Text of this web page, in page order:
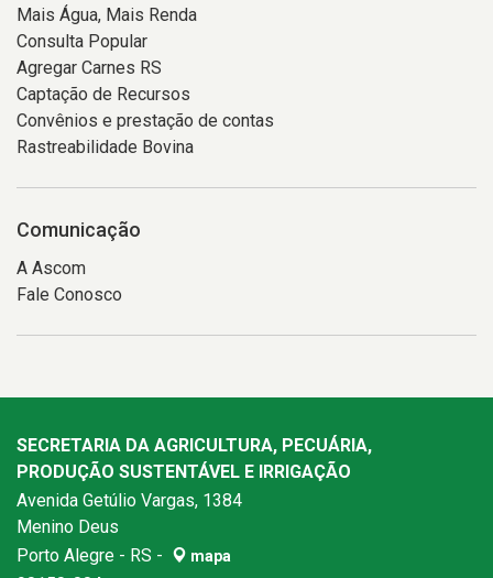
Mais Água, Mais Renda
Consulta Popular
Agregar Carnes RS
Captação de Recursos
Convênios e prestação de contas
Rastreabilidade Bovina
Comunicação
A Ascom
Fale Conosco
SECRETARIA DA AGRICULTURA, PECUÁRIA,
PRODUÇÃO SUSTENTÁVEL E IRRIGAÇÃO
Avenida Getúlio Vargas, 1384
Menino Deus
Porto Alegre - RS -
mapa